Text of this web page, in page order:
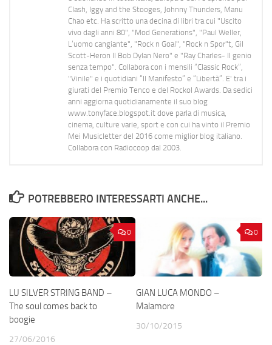
Clash, Iggy and the Stooges, Johnny Thunders, Manu
Chao etc. Ha scritto una decina di libri tra cui "Uscito
vivo dagli anni 80", "Mod Generations", "Paul Weller,
L’uomo cangiante", "Rock n Goal", "Rock n Spor"t, Gil
Scott-Heron Il Bob Dylan Nero" e "Ray Charles- Il genio
senza tempo". Collabora con i mensili “Classic Rock”,
"Vinile" e i quotidiani “Il Manifesto” e “Libertà”. E' tra i
giurati del Premio Tenco e del Rockol Awards. Da sedici
anni aggiorna quotidianamente il suo blog
www.tonyface.blogspot.it dove parla di musica,
cinema, culture varie, sport e con cui ha vinto il Premio
Mei Musicletter del 2016 come miglior blog italiano.
Collabora con Radiocoop dal 2003.
POTREBBERO INTERESSARTI ANCHE...
0
LU SILVER STRING BAND –
The soul comes back to
boogie
27/06/2016
0
GIAN LUCA MONDO –
Malamore
30/10/2015